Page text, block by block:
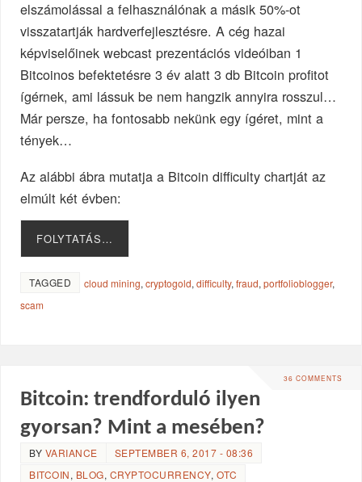
elszámolással a felhasználónak a másik 50%-ot
visszatartják hardverfejlesztésre. A cég hazai
képviselőinek webcast prezentációs videóiban 1
Bitcoinos befektetésre 3 év alatt 3 db Bitcoin profitot
ígérnek, ami lássuk be nem hangzik annyira rosszul…
Már persze, ha fontosabb nekünk egy ígéret, mint a
tények…
Az alábbi ábra mutatja a Bitcoin difficulty chartját az
elmúlt két évben:
FOLYTATÁS…
TAGGED cloud mining,cryptogold,difficulty,fraud,portfolioblogger,
scam
36 COMMENTS
Bitcoin: trendforduló ilyen
gyorsan? Mint a mesében?
BY VARIANCE
SEPTEMBER 6, 2017 - 08:36
BITCOIN, BLOG, CRYPTOCURRENCY, OTC